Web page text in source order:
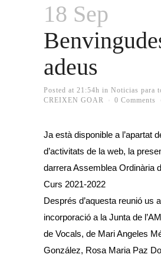
18 Sep
adeus
Posted at 21:54h in Noticias para
CREIXEN GOAR
0 Comments
Ja està disponible a l’apartat
d’activitats de la web, la
darreraAssemblea Ordinària
Curs 2021-2022
Després d’aquesta reunió us
incorporació a la Junta de
de Vocals, de Mari Angeles
González, Rosa Maria Paz